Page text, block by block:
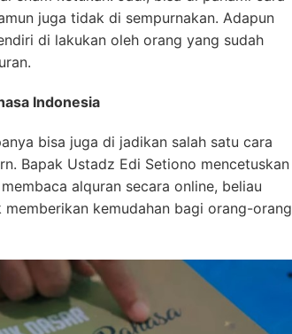
juga tidak di sempurnakan. Adapun
di lakukan oleh orang yang sudah
Indonesia
bisa juga di jadikan salah satu cara
Bapak Ustadz Edi Setiono mencetuskan
alquran secara online, beliau
kemudahan bagi orang-orang